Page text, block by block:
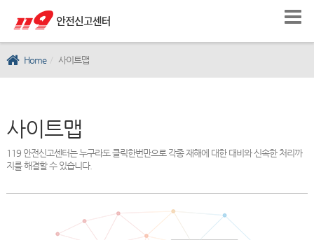
Home 사이트맵
사이트맵
119 안전신고센터는 누구라도 클릭한번만으로 각종 재해에 대한 대비와 신속한 처리까
지를 해결할 수 있습니다.